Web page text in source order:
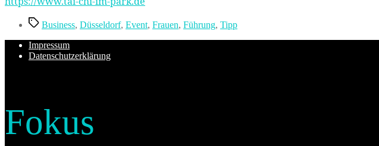
Schlagwörter
Business, Düsseldorf, Event, Frauen, Führung, Tipp
Impressum
Datenschutzerklärung
Fokus